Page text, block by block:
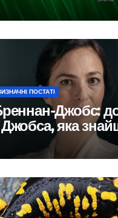
ПОСТАТІ
Джобс:
Джобса, яка
голос